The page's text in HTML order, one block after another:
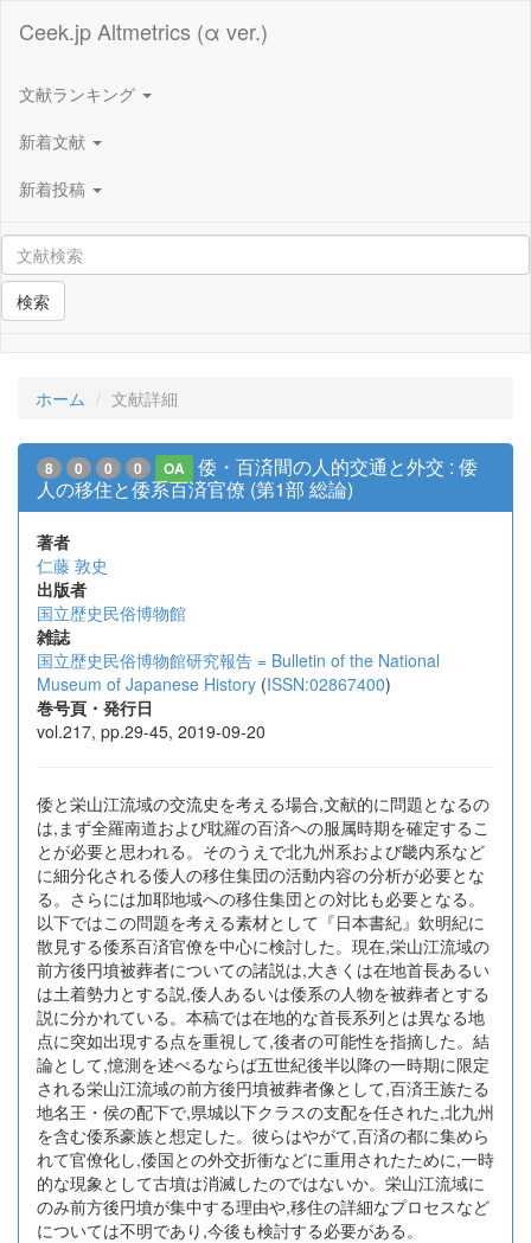
Ceek.jp Altmetrics (α ver.)
文献ランキング
新着文献
新着投稿
検索
ホーム 文献詳細
8 0 0 0 OA
倭・百済間の人的交通と外交 : 倭
人の移住と倭系百済官僚 (第1部 総論)
著者
仁藤 敦史
出版者
国立歴史民俗博物館
雑誌
国立歴史民俗博物館研究報告 = Bulletin of the National
Museum of Japanese History (ISSN:02867400)
巻号頁・発行日
vol.217, pp.29-45, 2019-09-20
倭と栄山江流域の交流史を考える場合,文献的に問題となるの
は,まず全羅南道および耽羅の百済への服属時期を確定するこ
とが必要と思われる。そのうえで北九州系および畿内系など
に細分化される倭人の移住集団の活動内容の分析が必要とな
る。さらには加耶地域への移住集団との対比も必要となる。
以下ではこの問題を考える素材として『日本書紀』欽明紀に
散見する倭系百済官僚を中心に検討した。現在,栄山江流域の
前方後円墳被葬者についての諸説は,大きくは在地首長あるい
は土着勢力とする説,倭人あるいは倭系の人物を被葬者とする
説に分かれている。本稿では在地的な首長系列とは異なる地
点に突如出現する点を重視して,後者の可能性を指摘した。結
論として,憶測を述べるならば五世紀後半以降の一時期に限定
される栄山江流域の前方後円墳被葬者像として,百済王族たる
地名王・侯の配下で,県城以下クラスの支配を任された,北九州
を含む倭系豪族と想定した。彼らはやがて,百済の都に集めら
れて官僚化し,倭国との外交折衝などに重用されたために,一時
的な現象として古墳は消滅したのではないか。栄山江流域に
のみ前方後円墳が集中する理由や,移住の詳細なプロセスなど
については不明であり,今後も検討する必要がある。